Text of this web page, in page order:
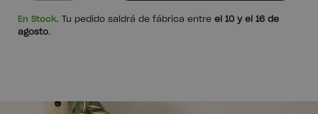
En Stock. Tu pedido saldrá de fábrica entre el 10 y el 16 de
agosto.